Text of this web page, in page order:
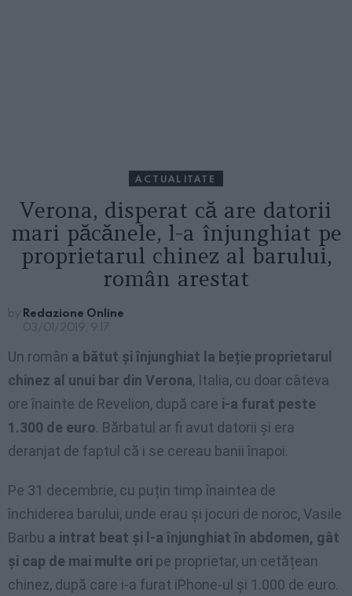
ACTUALITATE
Verona, disperat că are datorii
mari păcănele, l-a înjunghiat pe
proprietarul chinez al barului,
român arestat
by Redazione Online
03/01/2019, 9:17
Un român a bătut și înjunghiat la beție proprietarul
chinez al unui bar din Verona, Italia, cu doar câteva
ore înainte de Revelion, după care i-a furat peste
1.300 de euro. Bărbatul ar fi avut datorii și era
deranjat de faptul că i se cereau banii înapoi.
Pe 31 decembrie, cu puțin timp înaintea de
închiderea barului, unde erau și jocuri de noroc, Vasile
Barbu a intrat beat și l-a înjunghiat în abdomen, gât
și cap de mai multe ori pe proprietar, un cetățean
chinez, după care i-a furat iPhone-ul și 1.000 de euro.